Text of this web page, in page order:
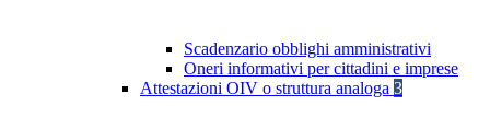
Scadenzario obblighi amministrativi
Oneri informativi per cittadini e imprese
Attestazioni OIV o struttura analoga 3